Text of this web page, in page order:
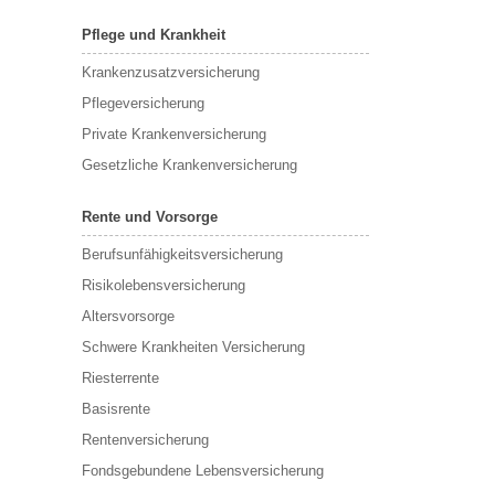
Pflege und Krankheit
Krankenzusatzversicherung
Pflegeversicherung
Private Krankenversicherung
Gesetzliche Krankenversicherung
Rente und Vorsorge
Berufs­unfähigkeitsversicherung
Risikolebensversicherung
Altersvorsorge
Schwere Krankheiten Versicherung
Riesterrente
Basisrente
Rentenversicherung
Fondsgebundene Lebensversicherung